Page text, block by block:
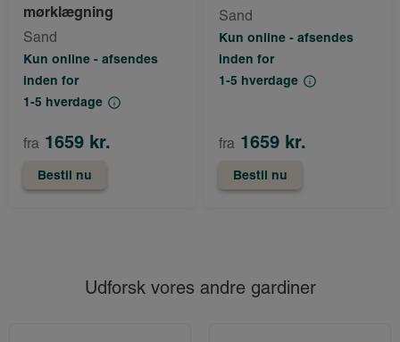
mørklægning
Sand
Kun online - afsendes
inden for
1-5 hverdage
fra 1659 kr.
Bestil nu
Sand
Kun online - afsendes
inden for
1-5 hverdage
fra 1659 kr.
Bestil nu
Udforsk vores andre gardiner